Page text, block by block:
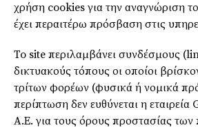
χρήση cookies για την αναγνώριση
έχει περαιτέρω πρόσβαση στις
To site περιλαμβάνει συνδέσμους
δικτυακούς τόπους οι οποίοι
τρίτων φορέων (φυσικά ή νομικά
περίπτωση δεν ευθύνεται η
Α.Ε. για τους όρους προστασίας